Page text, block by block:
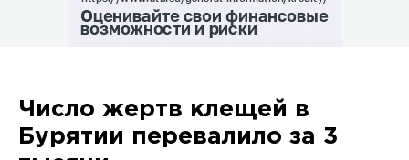
Число жертв клещей в
Бурятии перевалило за 3